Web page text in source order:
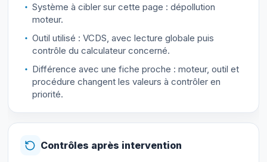
Système à cibler sur cette page : dépollution
moteur.
Outil utilisé : VCDS, avec lecture globale puis
contrôle du calculateur concerné.
Différence avec une fiche proche : moteur, outil et
procédure changent les valeurs à contrôler en
priorité.
Contrôles après intervention